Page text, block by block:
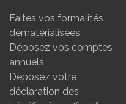
Faites vos formalités
dématérialisées
Déposez vos comptes
annuels
Déposez votre
déclaration des